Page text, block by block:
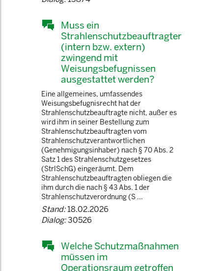
Muss ein
Strahlenschutzbeauftragter
(intern bzw. extern)
zwingend mit
Weisungsbefugnissen
ausgestattet werden?
Eine allgemeines, umfassendes
Weisungsbefugnisrecht hat der
Strahlenschutzbeauftragte nicht, außer es
wird ihm in seiner Bestellung zum
Strahlenschutzbeauftragten vom
Strahlenschutzverantwortlichen
(Genehmigungsinhaber) nach § 70 Abs. 2
Satz 1 des Strahlenschutzgesetzes
(StrlSchG) eingeräumt. Dem
Strahlenschutzbeauftragten obliegen die
ihm durch die nach § 43 Abs. 1 der
Strahlenschutzverordnung (S ...
Stand:18.02.2026
Dialog:30526
Welche Schutzmaßnahmen
müssen im
Operationsraum getroffen